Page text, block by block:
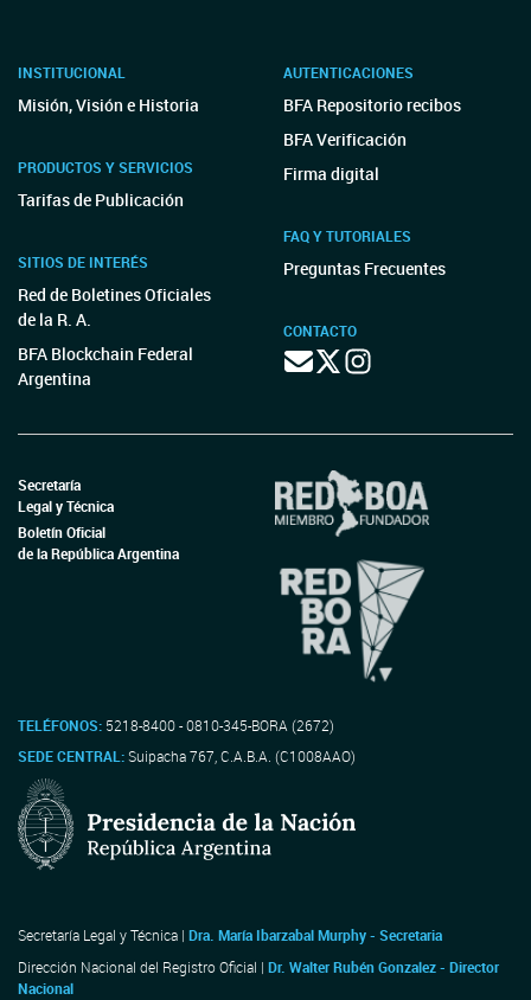
INSTITUCIONAL
Misión, Visión e Historia
PRODUCTOS Y SERVICIOS
Tarifas de Publicación
SITIOS DE INTERÉS
Red de Boletines Oficiales
de la R. A.
BFA Blockchain Federal
Argentina
AUTENTICACIONES
BFA Repositorio recibos
BFA Verificación
Firma digital
FAQ Y TUTORIALES
Preguntas Frecuentes
CONTACTO
Secretaría
Legal y Técnica
Boletín Oficial
de la República Argentina
TELÉFONOS: 5218-8400 - 0810-345-BORA (2672)
SEDE CENTRAL:Suipacha 767, C.A.B.A. (C1008AAO)
Secretaría Legal y Técnica | Dra. María Ibarzabal Murphy - Secretaria
Dirección Nacional del Registro Oficial | Dr. Walter Rubén Gonzalez - Director
Nacional